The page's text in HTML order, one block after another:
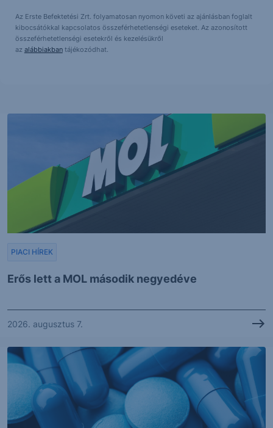
Az Erste Befektetési Zrt. folyamatosan nyomon követi az ajánlásban foglalt
kibocsátókkal kapcsolatos összeférhetetlenségi eseteket. Az azonosított
összeférhetetlenségi esetekről és kezelésükről
az alábbiakbantájékozódhat.
Erős lett a MOL második negyedéve
PIACI HÍREK
2026. augusztus 7.